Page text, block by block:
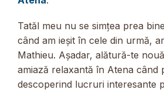
Tatăl meu nu se simțea prea
când am ieșit în cele din urmă,
Mathieu. Așadar, alătură-te
amiază relaxantă în Atena când
descoperind lucruri interesante